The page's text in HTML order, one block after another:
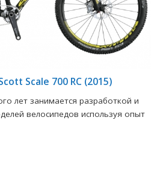
Scale 700 RC (2015)
лет занимается разработкой и
велосипедов используя опыт